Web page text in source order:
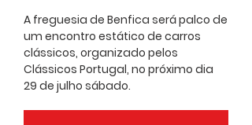
A freguesia de Benfica será palco de
um encontro estático de carros
clássicos, organizado pelos
Clássicos Portugal, no próximo dia
29 de julho sábado.